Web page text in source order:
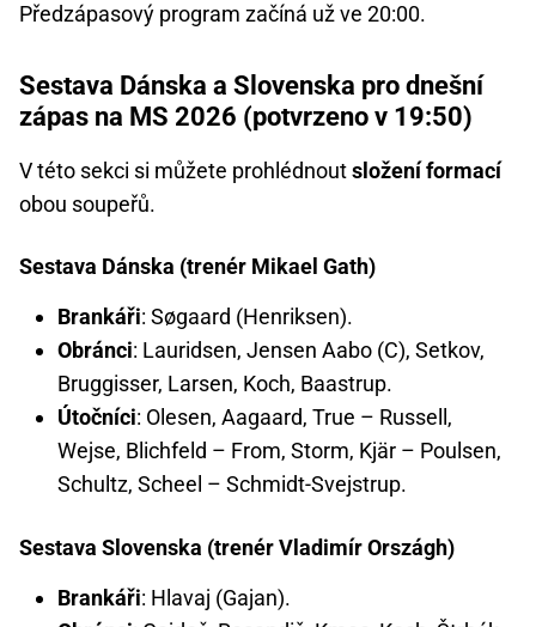
Předzápasový program začíná už ve 20:00.
Sestava Dánska a Slovenska pro dnešní
zápas na MS 2026 (potvrzeno v 19:50)
V této sekci si můžete prohlédnoutsložení formací
obou soupeřů.
Sestava Dánska (trenér Mikael Gath)
Brankáři: Søgaard (Henriksen).
Obránci: Lauridsen, Jensen Aabo (C), Setkov,
Bruggisser, Larsen, Koch, Baastrup.
Útočníci: Olesen, Aagaard, True – Russell,
Wejse, Blichfeld – From, Storm, Kjär – Poulsen,
Schultz, Scheel – Schmidt-Svejstrup.
Sestava Slovenska (trenér Vladimír Országh)
Brankáři: Hlavaj (Gajan).